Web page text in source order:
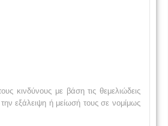
κινδύνους με βάση τις θεμελιώδεις
την εξάλειψη ή μείωσή τους σε νομίμως